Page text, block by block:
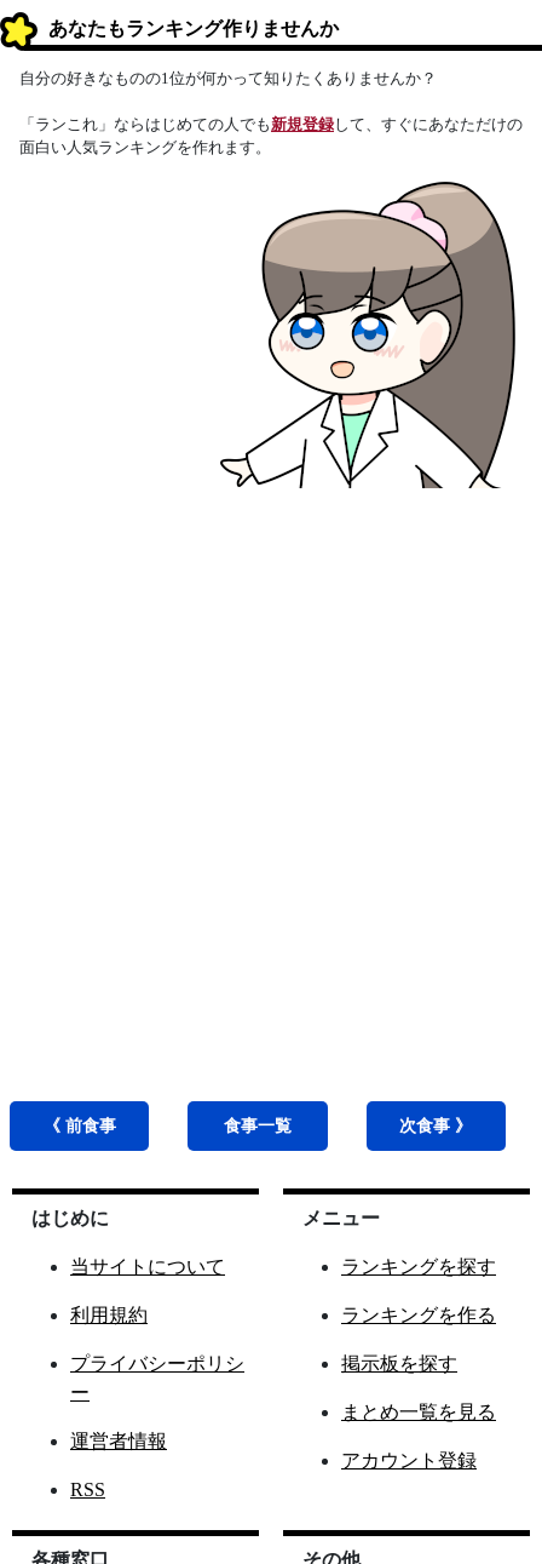
あなたもランキング作りませんか
自分の好きなものの1位が何かって知りたくありませんか？
「ランこれ」ならはじめての人でも新規登録して、すぐにあなただけの
面白い人気ランキングを作れます。
《 前食事 食事一覧 次食事 》
はじめに
当サイトについて
利用規約
プライバシーポリシ
ー
運営者情報
RSS
メニュー
ランキングを探す
ランキングを作る
掲示板を探す
まとめ一覧を見る
アカウント登録
各種窓口 その他